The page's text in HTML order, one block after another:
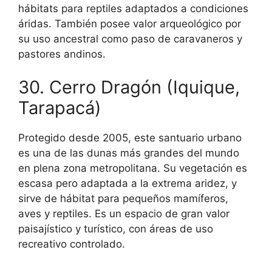
hábitats para reptiles adaptados a condiciones
áridas. También posee valor arqueológico por
su uso ancestral como paso de caravaneros y
pastores andinos.
30. Cerro Dragón (Iquique,
Tarapacá)
Protegido desde 2005, este santuario urbano
es una de las dunas más grandes del mundo
en plena zona metropolitana. Su vegetación es
escasa pero adaptada a la extrema aridez, y
sirve de hábitat para pequeños mamíferos,
aves y reptiles. Es un espacio de gran valor
paisajístico y turístico, con áreas de uso
recreativo controlado.